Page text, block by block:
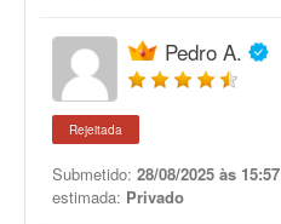
Pedro A.
Rejeitada
Submetido: 28/08/2025 às 15:57
estimada: Privado